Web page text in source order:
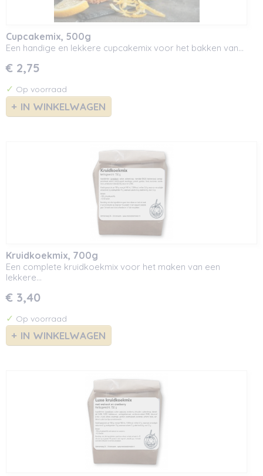
Cupcakemix, 500g
Een handige en lekkere cupcakemix voor het bakken van…
€ 2,75
✓ Op voorraad
IN WINKELWAGEN
Kruidkoekmix, 700g
Een complete kruidkoekmix voor het maken van een
lekkere…
€ 3,40
✓ Op voorraad
IN WINKELWAGEN